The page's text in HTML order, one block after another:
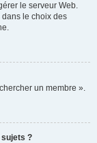
le serveur Web.
le choix des
un membre ».
?